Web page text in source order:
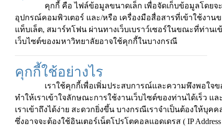
คุกกี้ คือ ไฟล์ข้อมูลขนาดเล็ก เพื่อจัดเก็บข้อมูลโดยจะ
อุปกรณ์คอมพิวเตอร์ และ/หรือ เครื่องมือสื่อสารที่เข้าใช้งาน
แท็บเล็ต, สมาร์ทโฟน ผ่านทางเว็บเบราว์เซอร์ในขณะที่ท่านเ
เว็บไซต์ของมหาวิทยาลัยอาจใช้คุกกี้ในบางกรณี
คุกกี้ใช้อย่างไร
เราใช้คุกกี้เพื่อเพิ่มประสบการณ์และความพึงพอใจขอ
ทำให้เราเข้าใจลักษณะการใช้งานเว็บไซต์ของท่านได้เร็ว แล
เราเข้าถึงได้ง่าย สะดวกยิ่งขึ้น บางกรณีเราจำเป็นต้องให้บุค
ซึ่งอาจจะต้องใช้อินเตอร์เน็ตโปรโตคอลแอดเดรส ( IP